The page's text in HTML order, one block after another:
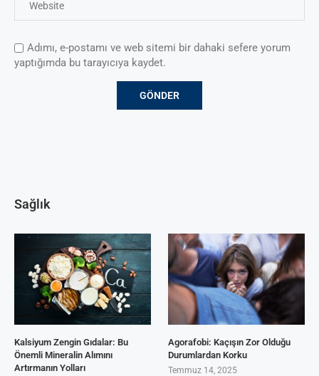
Adımı, e-postamı ve web sitemi bir dahaki sefere yorum
yaptığımda bu tarayıcıya kaydet.
Sağlık
Kalsiyum Zengin Gıdalar: Bu
Önemli Mineralin Alımını
Artırmanın Yolları
Agorafobi: Kaçışın Zor Olduğu
Durumlardan Korku
Temmuz 14, 2025